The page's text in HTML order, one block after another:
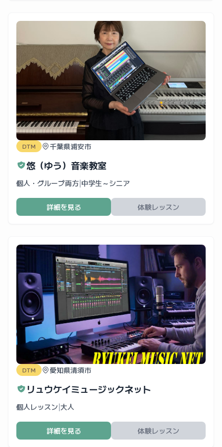
DTM 千葉県浦安市
悠（ゆう）音楽教室
個人・グループ両方|中学生～シニア
詳細を見る 体験レッスン
DTM 愛知県清須市
リュウケイミュージックネット
個人レッスン|大人
詳細を見る 体験レッスン